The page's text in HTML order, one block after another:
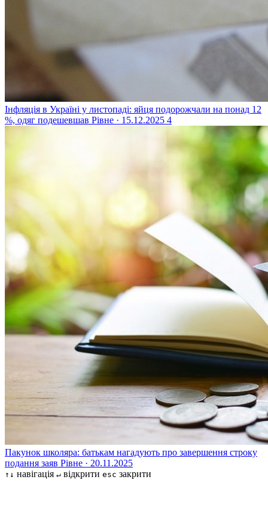
Інфляція в Україні у листопаді: яйця подорожчали на понад 12
%, одяг подешевшав Рівне · 15.12.2025 4
Пакунок школяра: батькам нагадують про завершення строку
подання заяв Рівне · 20.11.2025
↑↓ навігація ↵ відкрити esc закрити